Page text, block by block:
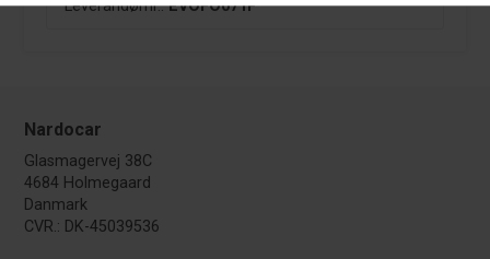
Leverandørnr.:EVOFO071F
Nardocar
Glasmagervej 38C
4684 Holmegaard
Danmark
CVR.: DK-45039536